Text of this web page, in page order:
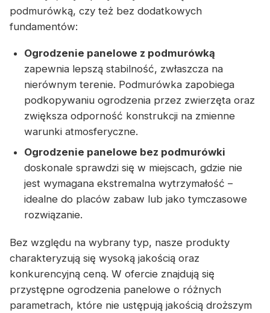
podmurówką, czy też bez dodatkowych
fundamentów:
Ogrodzenie panelowe z podmurówką
zapewnia lepszą stabilność, zwłaszcza na
nierównym terenie. Podmurówka zapobiega
podkopywaniu ogrodzenia przez zwierzęta oraz
zwiększa odporność konstrukcji na zmienne
warunki atmosferyczne.
Ogrodzenie panelowe bez podmurówki
doskonale sprawdzi się w miejscach, gdzie nie
jest wymagana ekstremalna wytrzymałość –
idealne do placów zabaw lub jako tymczasowe
rozwiązanie.
Bez względu na wybrany typ, nasze produkty
charakteryzują się wysoką jakością oraz
konkurencyjną ceną. W ofercie znajdują się
przystępne ogrodzenia panelowe o różnych
parametrach, które nie ustępują jakością droższym